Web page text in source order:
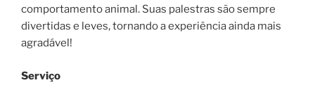
comportamento animal. Suas palestras são sempre
divertidas e leves, tornando a experiência ainda mais
agradável!
Serviço